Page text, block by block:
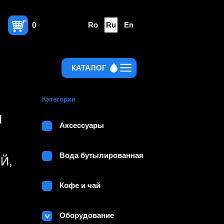
Ro Ru En
0
КАТАЛОГ
Категории
Аксессуары
Вода бутылированная
Кофе и чай
Оборудование